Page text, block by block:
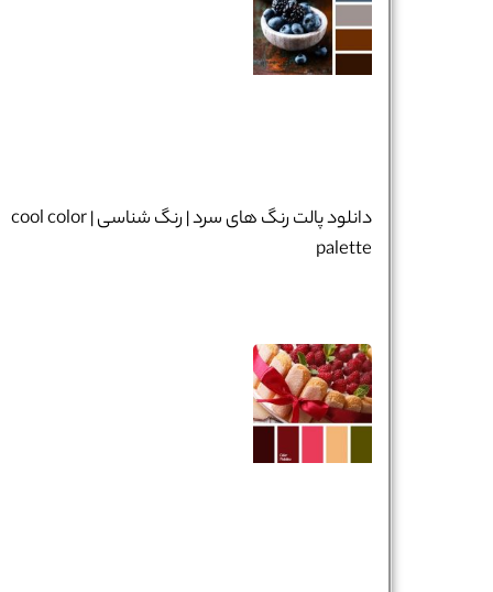
دانلود پالت رنگ های سرد | رنگ شناسی | cool color
palette
*